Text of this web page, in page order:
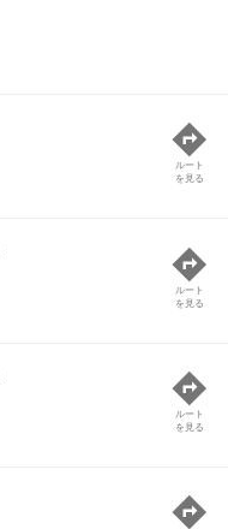
ルート
を見る
ルート
を見る
ルート
を見る